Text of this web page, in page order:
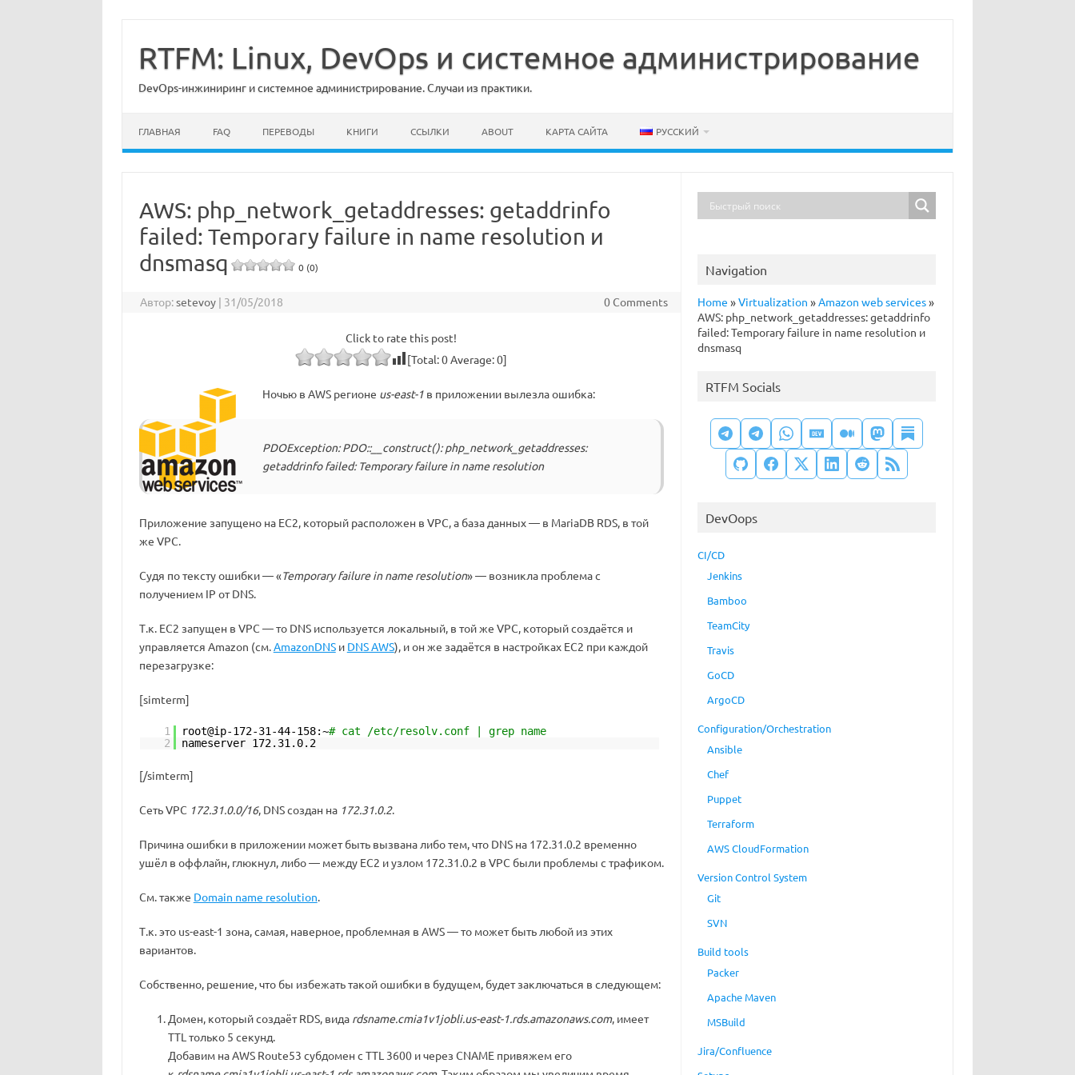
содержимому
RTFM: Linux, DevOps и системное администрирование
DevOps-инжиниринг и системное администрирование. Случаи из практики.
ГЛАВНАЯ FAQ ПЕРЕВОДЫ КНИГИ ССЫЛКИ ABOUT КАРТА САЙТА РУССКИЙ
AWS: php_network_getaddresses: getaddrinfo
failed: Temporary failure in name resolution и
dnsmasq
0 (0)
Автор:setevoy | 31/05/2018 0 Comments
Click to rate this post!
[Total:0Average:0]
Ночью в AWS регионе us-east-1в приложении вылезла ошибка:
PDOException: PDO::__construct(): php_network_getaddresses:
getaddrinfo failed: Temporary failure in name resolution
Приложение запущено на EC2, который расположен в VPC, а база данных — в MariaDB RDS, в той
же VPC.
Судя по тексту ошибки — «Temporary failure in name resolution» — возникла проблема с
получением IP от DNS.
Т.к. EC2 запущен в VPC — то DNS используется локальный, в той же VPC, который создаётся и
управляется Amazon (см.AmazonDNSи DNS AWS), и он же задаётся в настройках EC2 при каждой
перезагрузке:
[simterm]
1 root@ip-172-31-44-158:~# cat /etc/resolv.conf | grep name
2
nameserver 172.31.0.2
[/simterm]
Сеть VPC 172.31.0.0/16, DNS создан на 172.31.0.2.
Причина ошибки в приложении может быть вызвана либо тем, что DNS на 172.31.0.2 временно
ушёл в оффлайн, глюкнул, либо — между ЕС2 и узлом 172.31.0.2 в VPC были проблемы с трафиком.
См. также Domain name resolution.
Т.к. это us-east-1 зона, самая, наверное, проблемная в AWS — то может быть любой из этих
вариантов.
Собственно, решение, что бы избежать такой ошибки в будущем, будет заключаться в следующем:
Домен, который создаёт RDS, вида rdsname.cmia1v1jobli.us-east-1.rds.amazonaws.com, имеет
TTL только 5 секунд.
Добавим на AWS Route53 субдомен с TTL 3600 и через CNAME привяжем его
Navigation
Home »Virtualization »Amazon web services»
AWS: php_network_getaddresses: getaddrinfo
failed: Temporary failure in name resolution и
dnsmasq
RTFM Socials
DevOops
CI/CD
Jenkins
Bamboo
TeamCity
Travis
GoCD
ArgoCD
Configuration/Orchestration
Ansible
Chef
Puppet
Terraform
AWS CloudFormation
Version Control System
Git
SVN
Build tools
Packer
Apache Maven
MSBuild
Jira/Confluence